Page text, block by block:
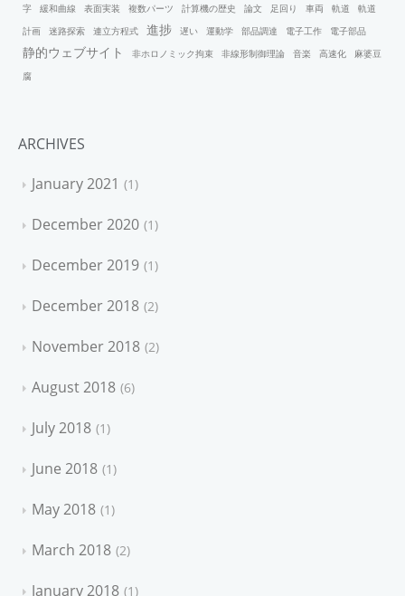
字
緩和曲線 表面実装 複数パーツ 計算機の歴史 論文 足回り 車両 軌道
軌道
計画
迷路探索 連立方程式 進捗 遅い 運動学 部品調達 電子工作 電子部品
静的ウェブサイト 非ホロノミック拘束 非線形制御理論 音楽 高速化
麻婆豆
腐
ARCHIVES
January 2021
1
December 2020 1
December 2019 1
December 2018 2
November 2018 2
August 2018 6
July 2018 1
June 2018 1
May 2018 1
March 2018 2
January 2018 1